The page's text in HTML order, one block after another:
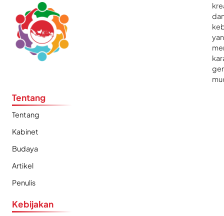
Tentang
Tentang
Kabinet
Budaya
Artikel
Penulis
Kebijakan